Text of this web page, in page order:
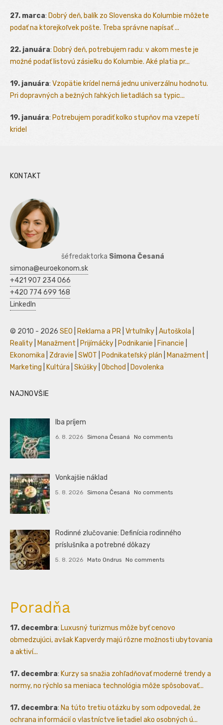
27. marca: Dobrý deň, balík zo Slovenska do Kolumbie môžete
podať na ktorejkoľvek pošte. Treba správne napísať ...
22. januára: Dobrý deň, potrebujem radu: v akom meste je
možné podať listovú zásielku do Kolumbie. Aké platia pr...
19. januára: Vzopätie krídel nemá jednu univerzálnu hodnotu.
Pri dopravných a bežných ľahkých lietadlách sa typic...
19. januára: Potrebujem poradiť kolko stupňov ma vzepetí
kridel
KONTAKT
šéfredaktorka Simona Česaná
simona@euroekonom.sk
+421 907 234 066
+420 774 699 168
LinkedIn
© 2010 - 2026 SEO Reklama a PR Vrtuľníky Autoškola
Reality
Manažment Prijímáčky Podnikanie Financie
Ekonomika
Zdravie SWOT Podnikateľský plán Manažment
Marketing
Kultúra Skúšky Obchod Dovolenka
NAJNOVŠIE
Iba príjem
6. 8. 2026 Simona Česaná No comments
Vonkajšie náklad
5. 8. 2026 Simona Česaná No comments
Rodinné zlučovanie: Definícia rodinného
príslušníka a potrebné dôkazy
5. 8. 2026 Mato Ondrus No comments
Poradňa
17. decembra: Luxusný turizmus môže byť cenovo
obmedzujúci, avšak Kapverdy majú rôzne možnosti ubytovania
a aktiví...
17. decembra: Kurzy sa snažia zohľadňovať moderné trendy a
normy, no rýchlo sa meniaca technológia môže spôsobovať...
17. decembra: Na túto tretiu otázku by som odpovedal, že
ochrana informácií o vlastníctve lietadiel ako osobných ú...